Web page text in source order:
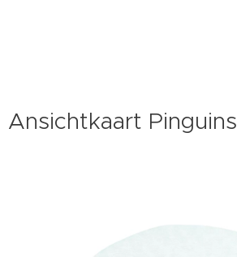
Ansichtkaart Pinguins